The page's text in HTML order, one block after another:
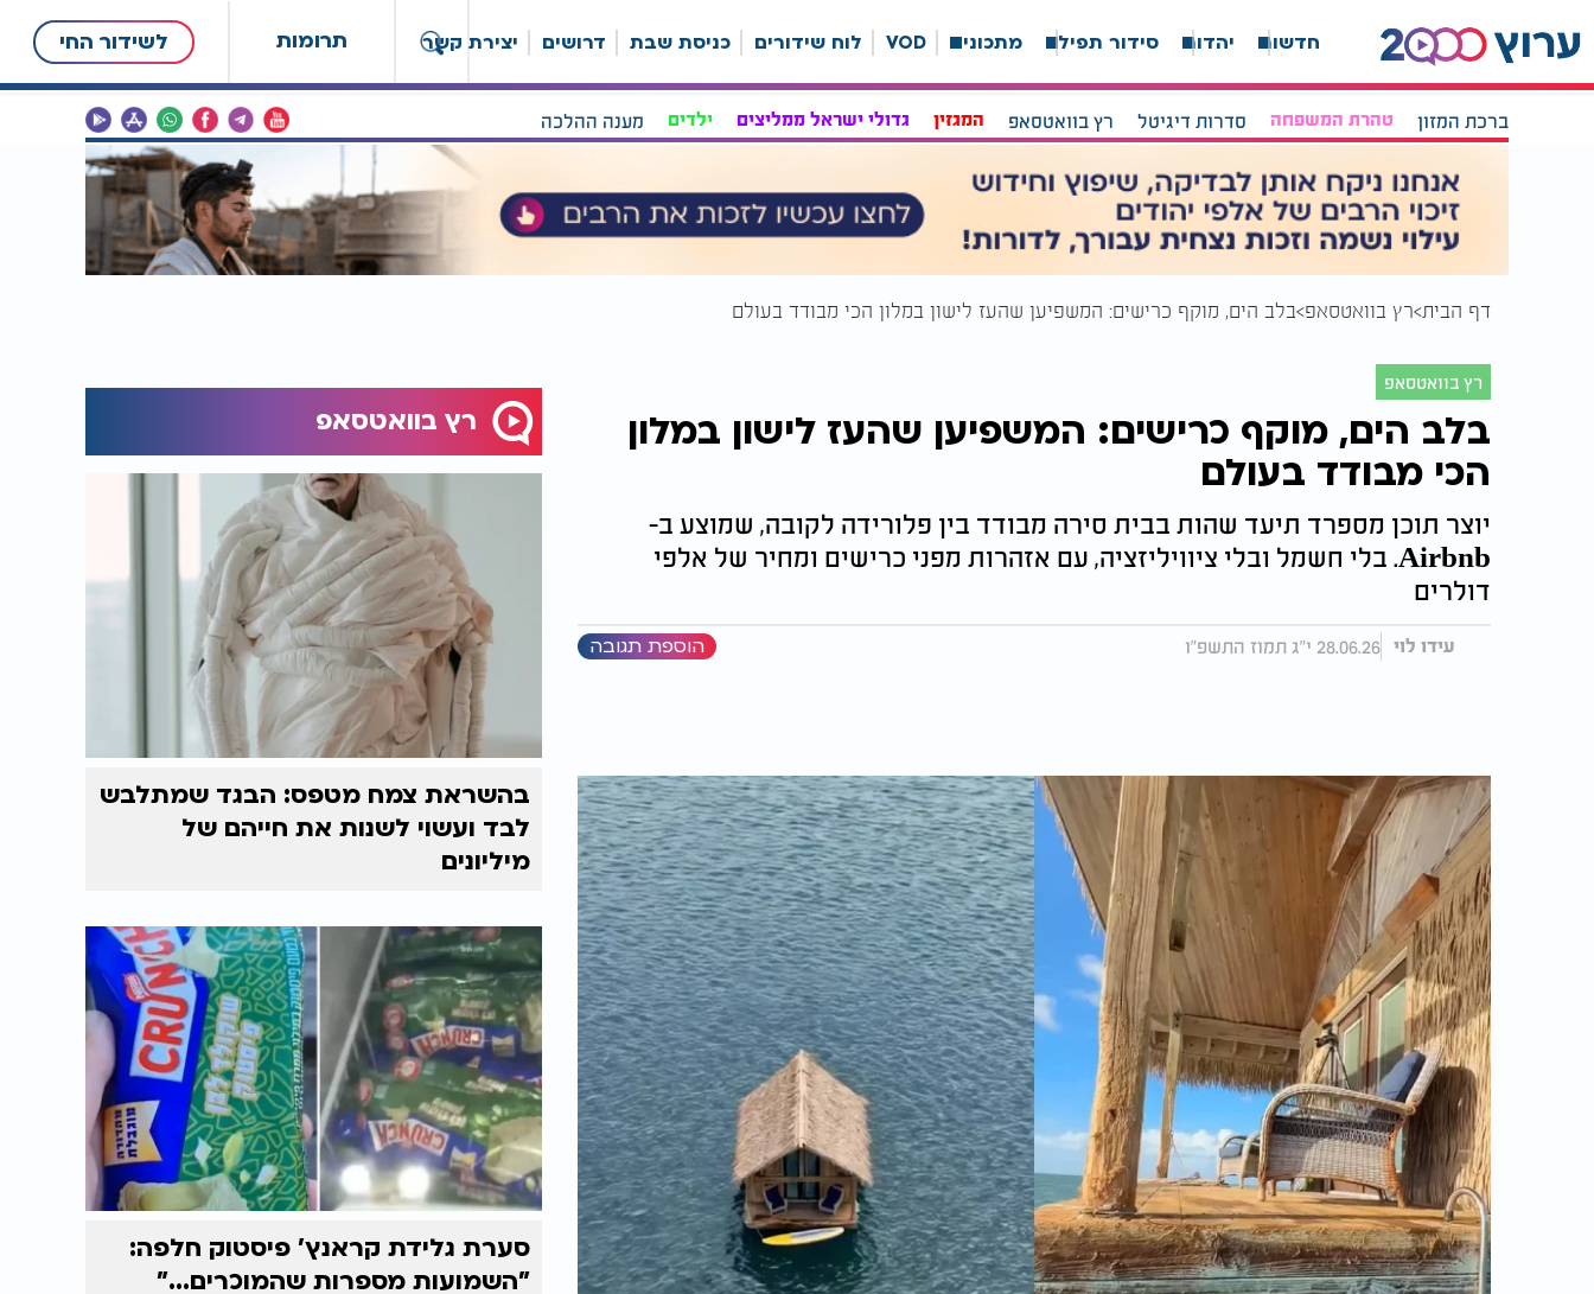
תרומות לשידור החי חדשות יהדות סידור תפילה מתכונים VOD לוח שידורים כניסת שבת דרושים יצירת קשר
ברכת המזון טהרת המשפחה סדרות דיגיטל רץ בוואטסאפ המגזין גדולי ישראל ממליצים ילדים מענה ההלכה
דף הבית רץ בוואטסאפ בלב הים, מוקף כרישים: המשפיען שהעז לישון במלון הכי מבודד בעולם
רץ בוואטסאפ
בלב הים, מוקף כרישים: המשפיען שהעז לישון במלון
הכי מבודד בעולם
יוצר תוכן מספרד תיעד שהות בבית סירה מבודד בין פלורידה לקובה, שמוצע ב-
Airbnb. בלי חשמל ובלי ציוויליזציה, עם אזהרות מפני כרישים ומחיר של אלפי
דולרים
עידו לוי 28.06.26 י"ג תמוז התשפ"ו הוספת תגובה
רץ בוואטסאפ
בהשראת צמח מטפס: הבגד שמתלבש
לבד ועשוי לשנות את חייהם של
מיליונים
סערת גלידת קראנץ' פיסטוק חלפה:
"השמועות מספרות שהמוכרים..."